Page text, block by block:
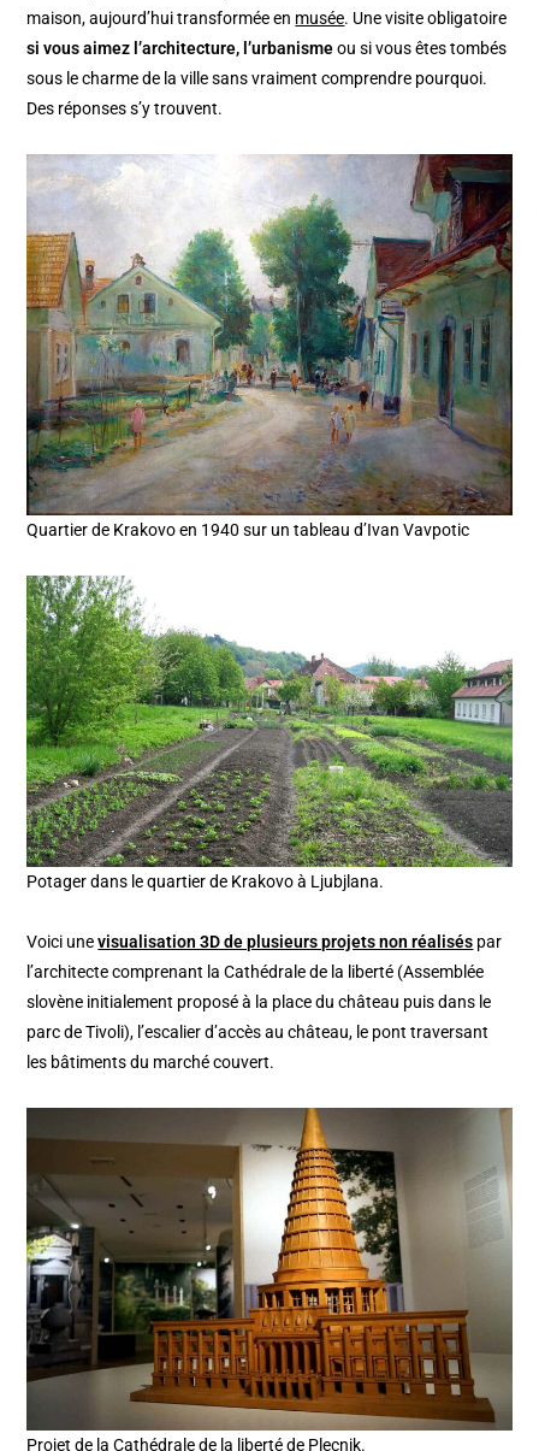
maison, aujourd’hui transformée en musée. Une visite obligatoire
si vous aimez l’architecture, l’urbanismeou si vous êtes tombés
sous le charme de la ville sans vraiment comprendre pourquoi.
Des réponses s’y trouvent.
Quartier de Krakovo en 1940 sur un tableau d’Ivan Vavpotic
Potager dans le quartier de Krakovo à Ljubjlana.
Voici unevisualisation 3D de plusieurs projets non réalisés par
l’architecte comprenant la Cathédrale de la liberté (Assemblée
slovène initialement proposé à la place du château puis dans le
parc de Tivoli), l’escalier d’accès au château, le pont traversant
les bâtiments du marché couvert.
Projet de la Cathédrale de la liberté de Plecnik.